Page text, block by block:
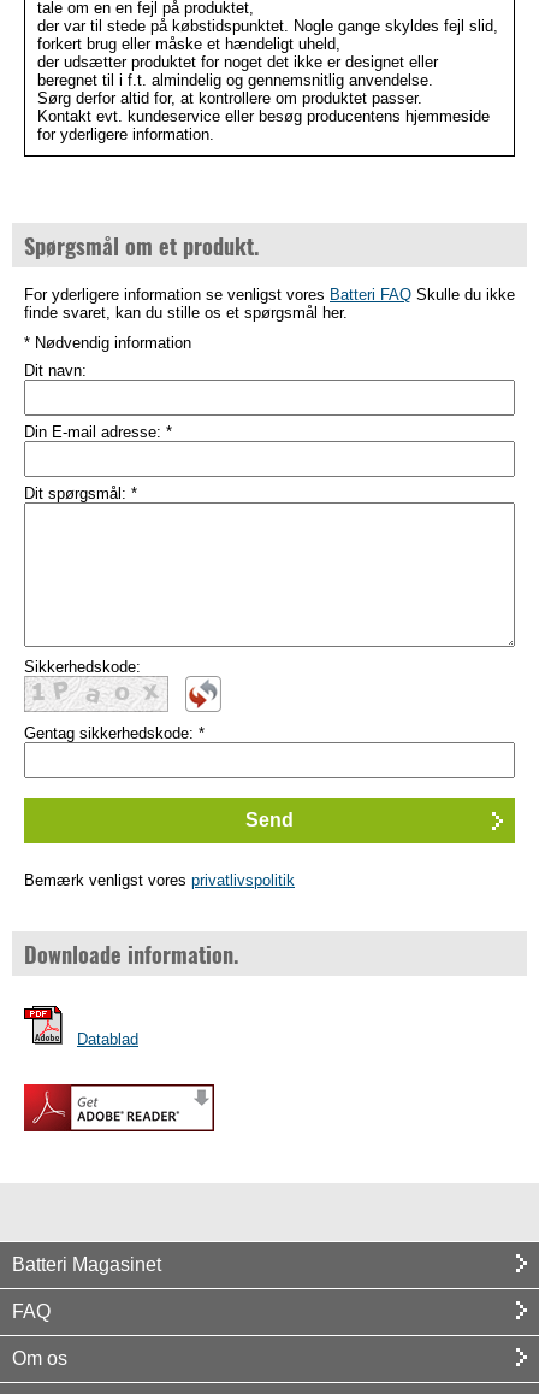
tale om en en fejl på produktet,
der var til stede på købstidspunktet. Nogle gange skyldes fejl slid,
forkert brug eller måske et hændeligt uheld,
der udsætter produktet for noget det ikke er designet eller
beregnet til i f.t. almindelig og gennemsnitlig anvendelse.
Sørg derfor altid for, at kontrollere om produktet passer.
Kontakt evt. kundeservice eller besøg producentens hjemmeside
for yderligere information.
Spørgsmål om et produkt.
For yderligere information se venligst vores Batteri FAQ Skulle du ikke
finde svaret, kan du stille os et spørgsmål her.
* Nødvendig information
Dit navn:
Din E-mail adresse: *
Dit spørgsmål: *
Sikkerhedskode:
Gentag sikkerhedskode: *
Bemærk venligst vores privatlivspolitik
Downloade information.
Datablad
Batteri Magasinet
FAQ
Om os